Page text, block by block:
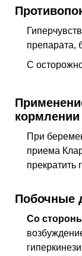
препарата,
С
При
приема
прекратить
Побочные
Со